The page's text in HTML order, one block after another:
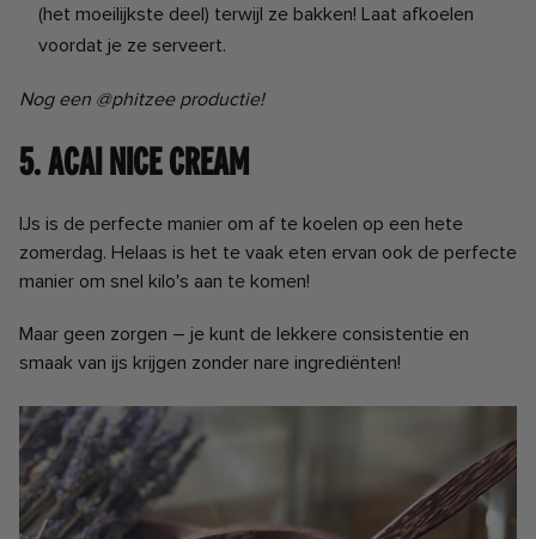
(het moeilijkste deel) terwijl ze bakken! Laat afkoelen
voordat je ze serveert.
Nog een @phitzee productie!
5. Acai Nice Cream
IJs is de perfecte manier om af te koelen op een hete
zomerdag. Helaas is het te vaak eten ervan ook de perfecte
manier om snel kilo's aan te komen!
Maar geen zorgen – je kunt de lekkere consistentie en
smaak van ijs krijgen zonder nare ingrediënten!